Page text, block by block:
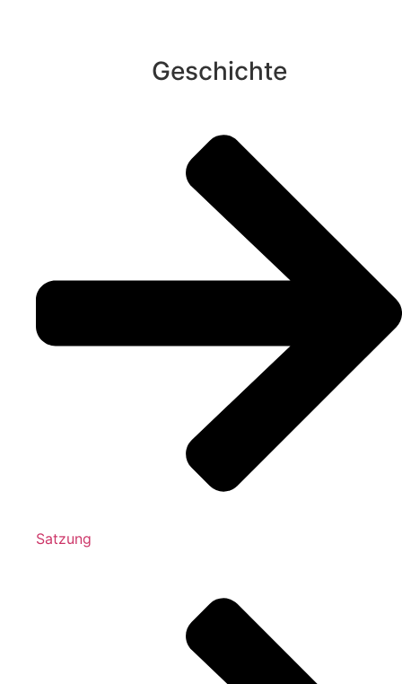
Geschichte
Satzung